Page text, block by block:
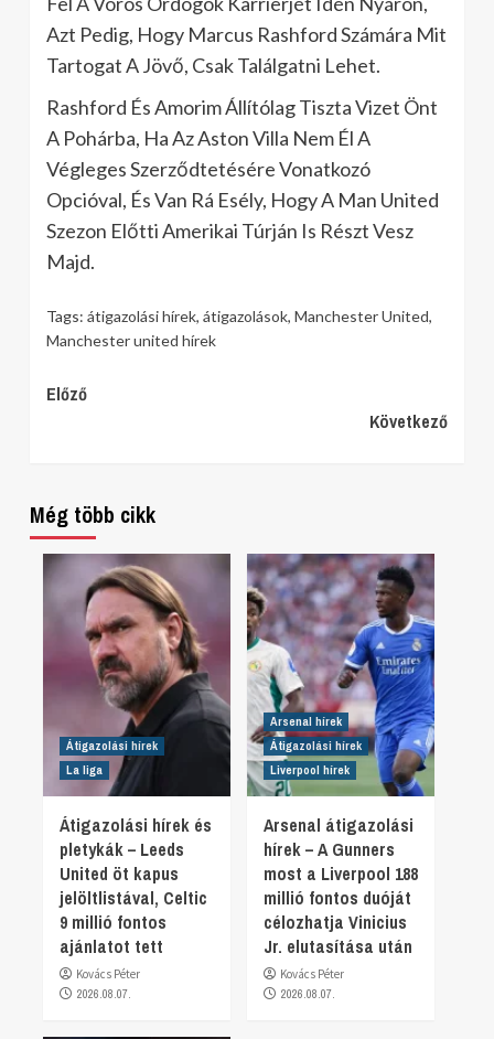
Azt Pedig, Hogy Marcus Rashford Számára Mit
Tartogat A Jövő, Csak Találgatni Lehet.
Rashford És Amorim Állítólag Tiszta Vizet Önt
A Pohárba, Ha Az Aston Villa Nem Él A
Végleges Szerződtetésére Vonatkozó
Opcióval, És Van Rá Esély, Hogy A Man United
Szezon Előtti Amerikai Túrján Is Részt Vesz
Majd.
Tags: átigazolási hírek, átigazolások, Manchester United,
Manchester united hírek
Continue
Előző
Következő
Még több cikk
Átigazolási hírek
La liga
Átigazolási hírek és
pletykák – Leeds
United öt kapus
jelöltlistával, Celtic
9 millió fontos
ajánlatot tett
Kovács Péter
2026.08.07.
Arsenal hírek
Átigazolási hírek
Liverpool hírek
Arsenal átigazolási
hírek – A Gunners
most a Liverpool 188
millió fontos duóját
célozhatja Vinicius
Jr. elutasítása után
Kovács Péter
2026.08.07.